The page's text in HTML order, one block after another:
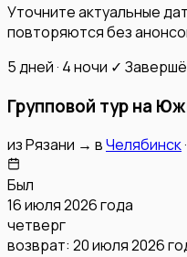
Уточните актуальные
повторяются без
5 дней · 4 ночи ✓
Групповой тур на
изРязани → вЧелябинск·
Был
16 июля 2026 года
четверг
возврат: 20 июля 2026